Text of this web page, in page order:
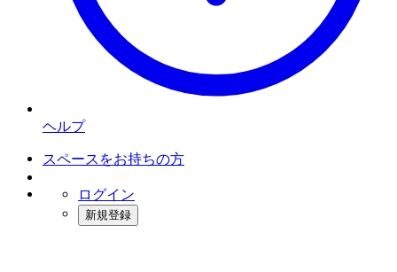
ヘルプ
スペースをお持ちの方
ログイン
新規登録